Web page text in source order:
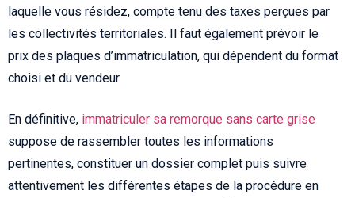
laquelle vous résidez, compte tenu des taxes perçues par
les collectivités territoriales. Il faut également prévoir le
prix des plaques d’immatriculation, qui dépendent du format
choisi et du vendeur.
En définitive, immatriculer sa remorque sans carte grise
suppose de rassembler toutes les informations
pertinentes, constituer un dossier complet puis suivre
attentivement les différentes étapes de la procédure en